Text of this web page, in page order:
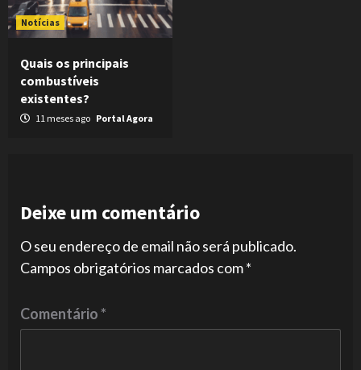
Notícias
Quais os principais
combustíveis
existentes?
11 meses ago Portal Agora
Deixe um comentário
O seu endereço de email não será publicado.
Campos obrigatórios marcados com*
Comentário*